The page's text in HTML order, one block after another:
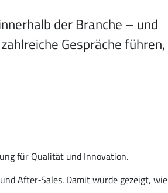
der Branche – und
Gespräche führen,
für Qualität und Innovation.
After‑Sales. Damit wurde gezeigt, wie